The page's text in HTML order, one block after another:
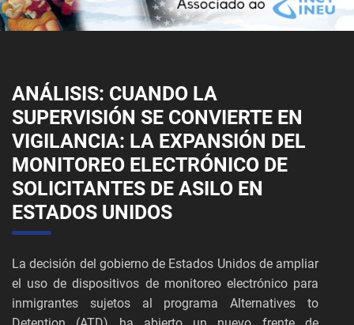
ANÁLISIS: CUANDO LA
SUPERVISIÓN SE CONVIERTE EN
VIGILANCIA: LA EXPANSIÓN DEL
MONITOREO ELECTRÓNICO DE
SOLICITANTES DE ASILO EN
ESTADOS UNIDOS
La decisión del gobierno de Estados Unidos de ampliar
el uso de dispositivos de monitoreo electrónico para
inmigrantes sujetos al programa Alternatives to